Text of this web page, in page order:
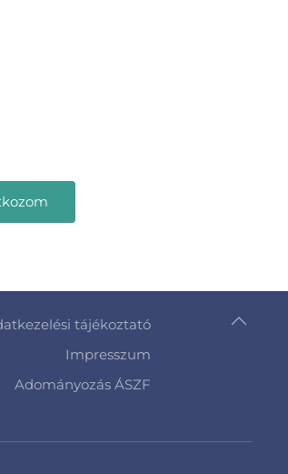
tájékoztató
Impresszum
Adományozás ÁSZF